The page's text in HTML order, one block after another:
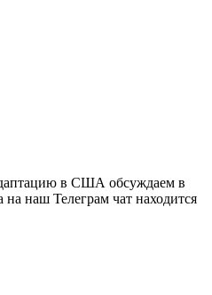
в США обсуждаем в
наш Телеграм чат находится